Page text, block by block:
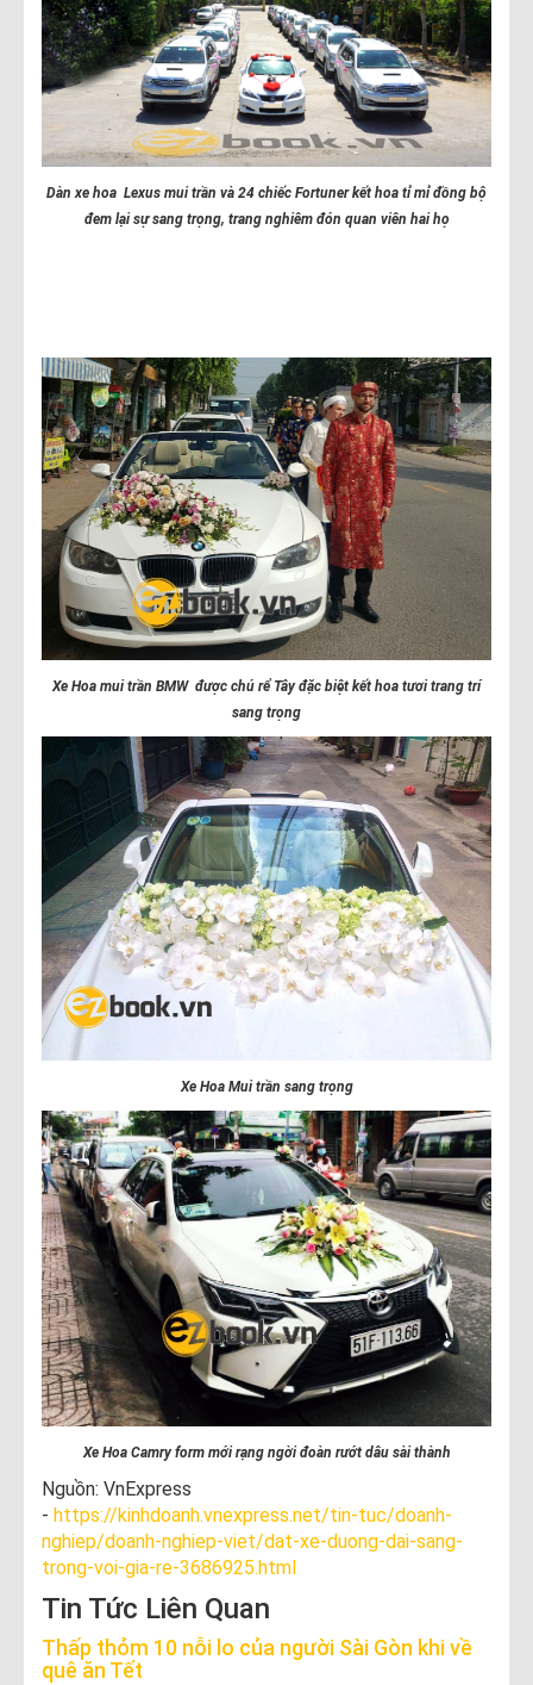
Dàn xe hoa Lexus mui trần và 24 chiếc Fortuner kết hoa tỉ mỉ đồng bộ
đem lại sự sang trọng, trang nghiêm đón quan viên hai họ
Xe Hoa mui trần BMW được chú rể Tây đặc biệt kết hoa tươi trang trí
sang trọng
Xe Hoa Mui trần sang trọng
Xe Hoa Camry form mới rạng ngời đoàn rướt dâu sài thành
Nguồn: VnExpress
- https://kinhdoanh.vnexpress.net/tin-tuc/doanh-
nghiep/doanh-nghiep-viet/dat-xe-duong-dai-sang-
trong-voi-gia-re-3686925.html
Tin Tức Liên Quan
Thấp thỏm 10 nỗi lo của người Sài Gòn khi về
quê ăn Tết